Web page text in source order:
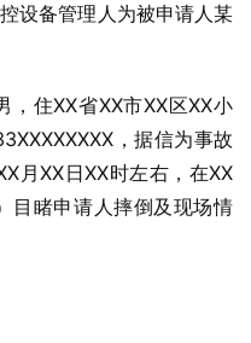
设备管理人为被申请人某
住XX省XX市XX区XX小
，据信为事故
月XX日XX时左右，在XX
目睹申请人摔倒及现场情